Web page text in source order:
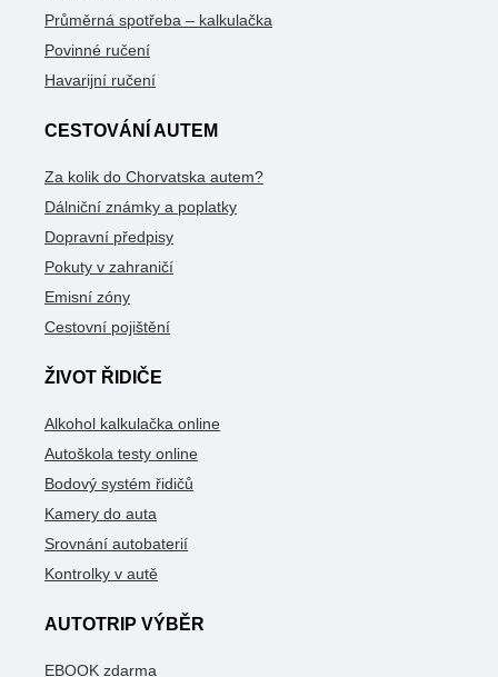
Průměrná spotřeba – kalkulačka
Povinné ručení
Havarijní ručení
CESTOVÁNÍ AUTEM
Za kolik do Chorvatska autem?
Dálniční známky a poplatky
Dopravní předpisy
Pokuty v zahraničí
Emisní zóny
Cestovní pojištění
ŽIVOT ŘIDIČE
Alkohol kalkulačka online
Autoškola testy online
Bodový systém řidičů
Kamery do auta
Srovnání autobaterií
Kontrolky v autě
AUTOTRIP VÝBĚR
EBOOK zdarma